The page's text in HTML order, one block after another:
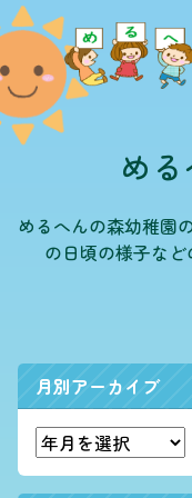
め
めるへんの森幼稚園
の日頃の様子など
月別アーカイブ